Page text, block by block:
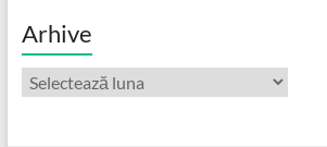
Arhive
Arhive